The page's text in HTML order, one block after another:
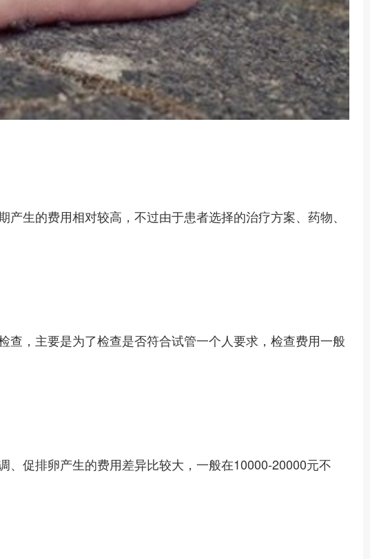
生的费用相对较高，不过由于患者选择的治疗方案、药物、
，主要是为了检查是否符合试管一个人要求，检查费用一般
、促排卵产生的费用差异比较大，一般在10000-20000元不